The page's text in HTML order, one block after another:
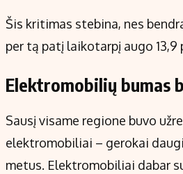
Šis kritimas stebina, nes
per tą patį laikotarpį augo 13,9
Elektromobilių bumas
Sausį visame regione buvo
elektromobiliai – gerokai
metus. Elektromobiliai dabar